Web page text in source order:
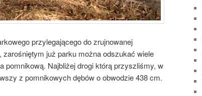
przylegającego do zrujnowanej
już parku można odszukać wiele
pomnikową. Najbliżej drogi którą przyszliśmy, w
z pomnikowych dębów o obwodzie 438 cm.